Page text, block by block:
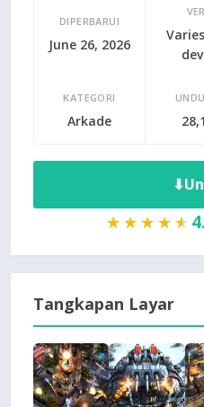
DIPERBARUI
June 26, 2026
KATEGORI
Arkade
⬇
★★★★★
★★★★★
Tangkapan Layar